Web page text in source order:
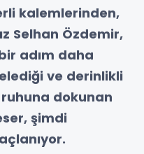
kalemlerinden,
Selhan Özdemir,
adım daha
ve derinlikli
dokunan
şimdi